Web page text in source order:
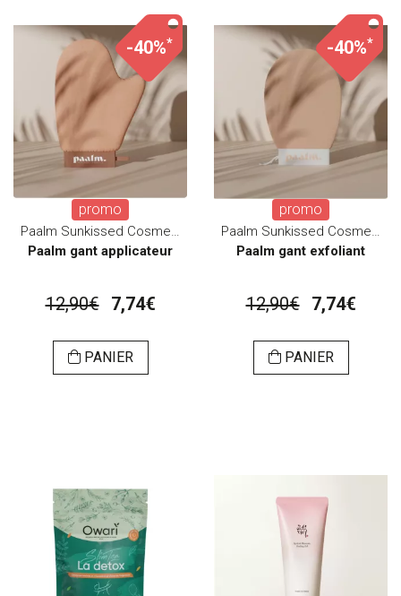
-40%*
promo
Paalm Sunkissed Cosmetics
Paalm gant applicateur
12,90€ 7,74€
PANIER
-40%*
promo
Paalm Sunkissed Cosmetics
Paalm gant exfoliant
12,90€ 7,74€
PANIER